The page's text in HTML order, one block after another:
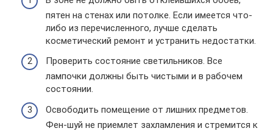
пятен на стенах или потолке. Если имеется что-
либо из перечисленного, лучше сделать
косметический ремонт и устранить недостатки.
Проверить состояние светильников. Все
лампочки должны быть чистыми и в рабочем
состоянии.
Освободить помещение от лишних предметов.
Фен-шуй не приемлет захламления и стремится к